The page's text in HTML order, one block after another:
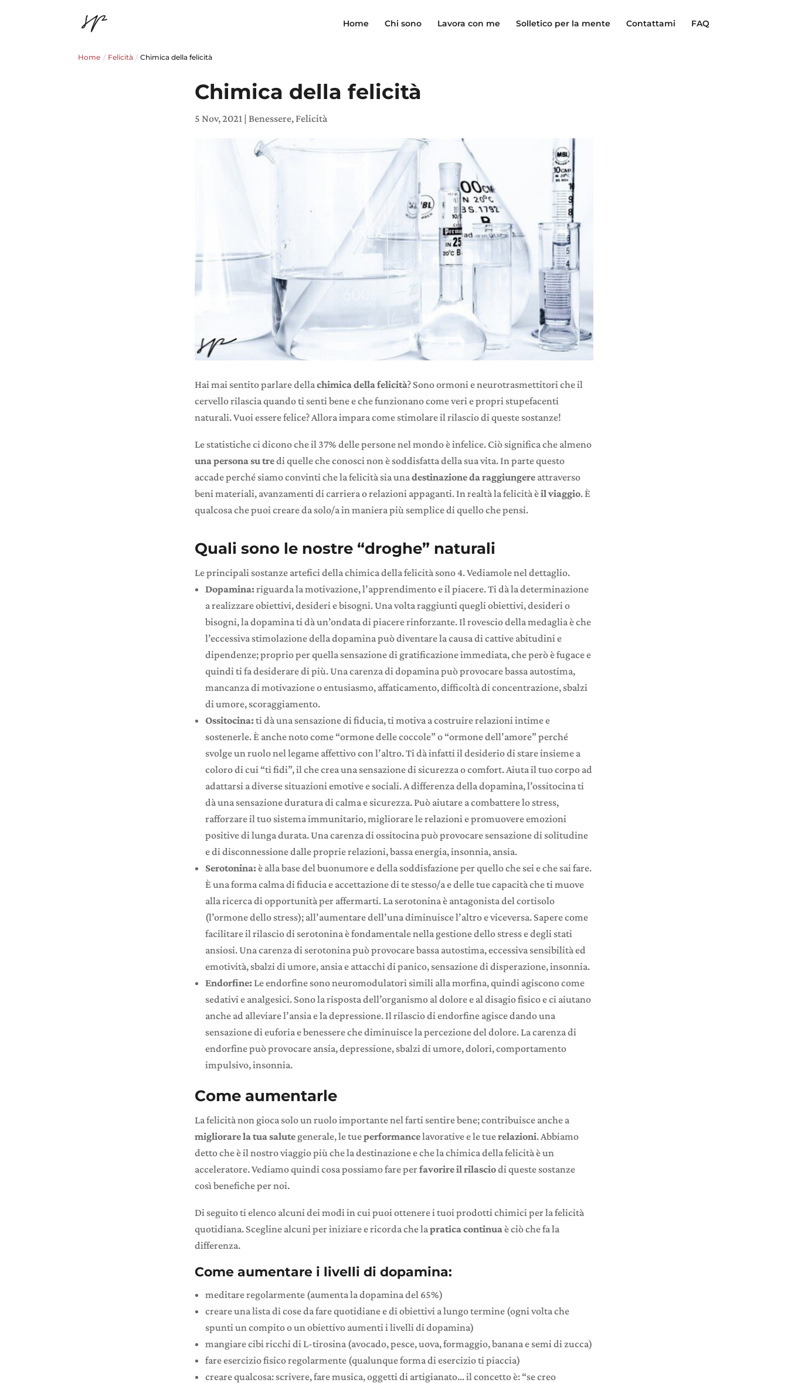
Home Chi sono Lavora con me Solletico per la mente Contattami FAQ
Home / Felicità / Chimica della felicità
Chimica della felicità
5 Nov, 2021 | Benessere, Felicità
Hai mai sentito parlare dellachimica della felicità? Sono ormoni e neurotrasmettitori che il
cervello rilascia quando ti senti bene e che funzionano come veri e propri stupefacenti
naturali. Vuoi essere felice? Allora impara come stimolare il rilascio di queste sostanze!
Le statistiche ci dicono che il 37% delle persone nel mondo è infelice. Ciò significa che almeno
una persona su tredi quelle che conosci non è soddisfatta della sua vita. In parte questo
accade perché siamo convinti che la felicità sia unadestinazione da raggiungere attraverso
beni materiali, avanzamenti di carriera o relazioni appaganti. In realtà la felicità èil viaggio. È
qualcosa che puoi creare da solo/a in maniera più semplice di quello che pensi.
Quali sono le nostre “droghe” naturali
Le principali sostanze artefici della chimica della felicità sono 4. Vediamole nel dettaglio.
Dopamina: riguarda la motivazione, l’apprendimento e il piacere. Ti dà la determinazione
a realizzare obiettivi, desideri e bisogni. Una volta raggiunti quegli obiettivi, desideri o
bisogni, la dopamina ti dà un’ondata di piacere rinforzante. Il rovescio della medaglia è che
l’eccessiva stimolazione della dopamina può diventare la causa di cattive abitudini e
dipendenze; proprio per quella sensazione di gratificazione immediata, che però è fugace e
quindi ti fa desiderare di più. Una carenza di dopamina può provocare bassa autostima,
mancanza di motivazione o entusiasmo, affaticamento, difficoltà di concentrazione, sbalzi
di umore, scoraggiamento.
Ossitocina: ti dà una sensazione di fiducia, ti motiva a costruire relazioni intime e
sostenerle. È anche noto come “ormone delle coccole” o “ormone dell’amore” perché
svolge un ruolo nel legame affettivo con l’altro. Ti dà infatti il desiderio di stare insieme a
coloro di cui “ti fidi”, il che crea una sensazione di sicurezza o comfort. Aiuta il tuo corpo ad
adattarsi a diverse situazioni emotive e sociali. A differenza della dopamina, l’ossitocina ti
dà una sensazione duratura di calma e sicurezza. Può aiutare a combattere lo stress,
rafforzare il tuo sistema immunitario, migliorare le relazioni e promuovere emozioni
positive di lunga durata. Una carenza di ossitocina può provocare sensazione di solitudine
e di disconnessione dalle proprie relazioni, bassa energia, insonnia, ansia.
Serotonina: è alla base del buonumore e della soddisfazione per quello che sei e che sai fare.
È una forma calma di fiducia e accettazione di te stesso/a e delle tue capacità che ti muove
alla ricerca di opportunità per affermarti. La serotonina è antagonista del cortisolo
(l’ormone dello stress); all’aumentare dell’una diminuisce l’altro e viceversa. Sapere come
facilitare il rilascio di serotonina è fondamentale nella gestione dello stress e degli stati
ansiosi. Una carenza di serotonina può provocare bassa autostima, eccessiva sensibilità ed
emotività, sbalzi di umore, ansia e attacchi di panico, sensazione di disperazione, insonnia.
Endorfine: Le endorfine sono neuromodulatori simili alla morfina, quindi agiscono come
sedativi e analgesici. Sono la risposta dell’organismo al dolore e al disagio fisico e ci aiutano
anche ad alleviare l’ansia e la depressione. Il rilascio di endorfine agisce dando una
sensazione di euforia e benessere che diminuisce la percezione del dolore. La carenza di
endorfine può provocare ansia, depressione, sbalzi di umore, dolori, comportamento
impulsivo, insonnia.
Come aumentarle
La felicità non gioca solo un ruolo importante nel farti sentire bene; contribuisce anche a
migliorare la tua salute generale, le tueperformancelavorative e le tuerelazioni. Abbiamo
detto che è il nostro viaggio più che la destinazione e che la chimica della felicità è un
acceleratore. Vediamo quindi cosa possiamo fare perfavorire il rilasciodi queste sostanze
così benefiche per noi.
Di seguito ti elenco alcuni dei modi in cui puoi ottenere i tuoi prodotti chimici per la felicità
quotidiana. Scegline alcuni per iniziare e ricorda che lapratica continuaè ciò che fa la
differenza.
Come aumentare i livelli di dopamina:
meditare regolarmente (aumenta la dopamina del 65%)
creare una lista di cose da fare quotidiane e di obiettivi a lungo termine (ogni volta che
spunti un compito o un obiettivo aumenti i livelli di dopamina)
mangiare cibi ricchi di L-tirosina (avocado, pesce, uova, formaggio, banana e semi di zucca)
fare esercizio fisico regolarmente (qualunque forma di esercizio ti piaccia)
creare qualcosa: scrivere, fare musica, oggetti di artigianato… il concetto è: “se creo